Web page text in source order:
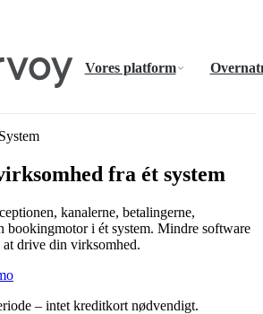
Vores platform
fra ét system
kanalerne, betalingerne,
bookingmotor i ét system. Mindre software
drive din virksomhed.
– intet kreditkort nødvendigt.